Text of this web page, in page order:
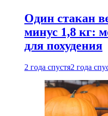
Один стакан
минус 1,8 кг:
для похудения
2 года спустя2 года